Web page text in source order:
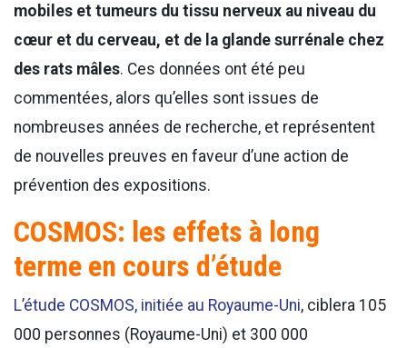
mobiles et tumeurs du tissu nerveux au niveau du
cœur et du cerveau, et de la glande surrénale chez
des rats mâles. Ces données ont été peu
commentées, alors qu’elles sont issues de
nombreuses années de recherche, et représentent
de nouvelles preuves en faveur d’une action de
prévention des expositions.
COSMOS: les effets à long
terme en cours d’étude
L’étude COSMOS, initiée au Royaume-Uni, ciblera 105
000 personnes (Royaume-Uni) et 300 000